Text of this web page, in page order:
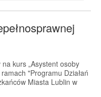
kurs „Asystent osoby
"Programu Działań
Miasta Lublin w